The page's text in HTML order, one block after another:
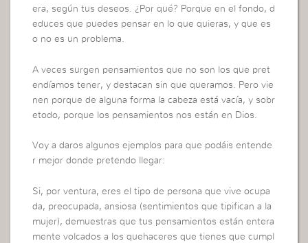
era, según tus deseos. ¿Por qué? Porque en el fondo, d
educes que puedes pensar en lo que quieras, y que es
o no es un problema.
A veces surgen pensamientos que no son los que pret
endíamos tener, y destacan sin que queramos. Pero vie
nen porque de alguna forma la cabeza está vacía, y sobr
etodo, porque los pensamientos nos están en Dios.
Voy a daros algunos ejemplos para que podáis entende
r mejor donde pretendo llegar:
Si, por ventura, eres el tipo de persona que vive ocupa
da, preocupada, ansiosa (sentimientos que tipifican a la
mujer), demuestras que tus pensamientos están entera
mente volcados a los quehaceres que tienes que cumpl